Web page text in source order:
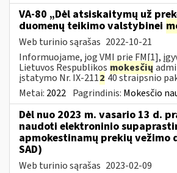
VA-80 „Dėl atsiskaitymų už
duomenų teikimo valstybinei
Web turinio sąrašas 2022-10-21
Informuojame, jog VMI prie FM[1],
Lietuvos Respublikos mokesčių
įstatymo Nr. IX-2112 40 straipsnio
Metai: 2022 Pagrindinis: Mokesčio
Dėl nuo 2023 m. vasario 13 d.
naudoti elektroninio
apmokestinamų prekių vežimo
SAD)
Web turinio sąrašas 2023-02-09